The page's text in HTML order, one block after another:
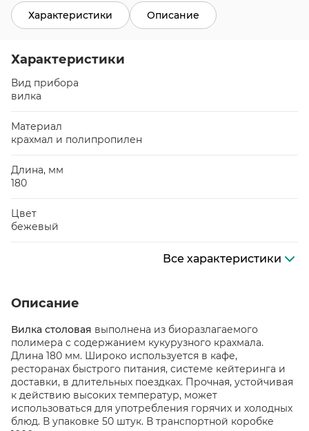
Характеристики Описание
Характеристики
Вид прибора
вилка
Материал
крахмал и полипропилен
Длина, мм
180
Цвет
бежевый
Все характеристики
Описание
Вилка столовая выполнена из биоразлагаемого
полимера с содержанием кукурузного крахмала.
Длина 180 мм. Широко используется в кафе,
ресторанах быстрого питания, системе кейтеринга и
доставки, в длительных поездках. Прочная, устойчивая
к действию высоких температур, может
использоваться для употребления горячих и холодных
блюд. В упаковке 50 штук. В транспортной коробке